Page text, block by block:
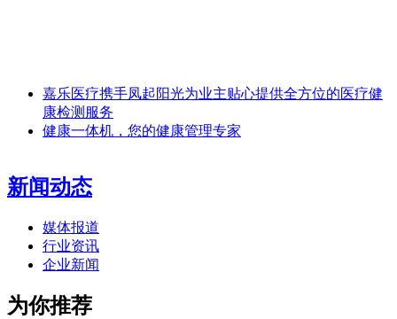
嘉乐医疗携手凤起阳光为业主贴心提供全方位的医疗健
康检测服务
健康一体机，您的健康管理专家
新闻动态
媒体报道
行业资讯
企业新闻
为你推荐